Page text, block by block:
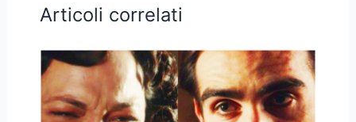
Articoli correlati